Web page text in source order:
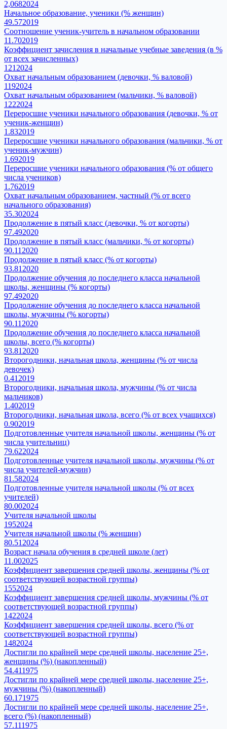
2,0682024
Начальное образование, ученики (% женщин)
49.572019
Соотношение ученик-учитель в начальном образовании
11.702019
Коэффициент зачисления в начальные учебные заведения (в %
от всех зачисленных)
121 2024
Охват начальным образованием (девочки, % валовой)
1192024
Охват начальным образованием (мальчики, % валовой)
1222024
Переросшие ученики начального образования (девочки, % от
ученик-женщин)
1.832019
Переросшие ученики начального образования (мальчики, % от
ученик-мужчин)
1.692019
Переросшие ученики начального образования (% от общего
числа учеников)
1.762019
Охват начальным образованием, частный (% от всего
начального образования)
35.302024
Продолжение в пятый класс (девочки, % от когорты)
97.492020
Продолжение в пятый класс (мальчики, % от когорты)
90.11 2020
Продолжение в пятый класс (% от когорты)
93.81 2020
Продолжение обучения до последнего класса начальной
школы, женщины (% когорты)
97.492020
Продолжение обучения до последнего класса начальной
школы, мужчины (% когорты)
90.11 2020
Продолжение обучения до последнего класса начальной
школы, всего (% когорты)
93.81 2020
Второгодники, начальная школа, женщины (% от числа
девочек)
0.41 2019
Второгодники, начальная школа, мужчины (% от числа
мальчиков)
1.402019
Второгодники, начальная школа, всего (% от всех учащихся)
0.902019
Подготовленные учителя начальной школы, женщины (% от
числа учительниц)
79.622024
Подготовленные учителя начальной школы, мужчины (% от
числа учителей-мужчин)
81.582024
Подготовленные учителя начальной школы (% от всех
учителей)
80.002024
Учителя начальной школы
1952024
Учителя начальной школы (% женщин)
80.51 2024
Возраст начала обучения в средней школе (лет)
11.002025
Коэффициент завершения средней школы, женщины (% от
соответствующей возрастной группы)
1552024
Коэффициент завершения средней школы, мужчины (% от
соответствующей возрастной группы)
1422024
Коэффициент завершения средней школы, всего (% от
соответствующей возрастной группы)
1482024
Достигли по крайней мере средней школы, население 25+,
женщины (%) (накопленный)
54.411975
Достигли по крайней мере средней школы, население 25+,
мужчины (%) (накопленный)
60.171975
Достигли по крайней мере средней школы, население 25+,
всего (%) (накопленный)
57.111975